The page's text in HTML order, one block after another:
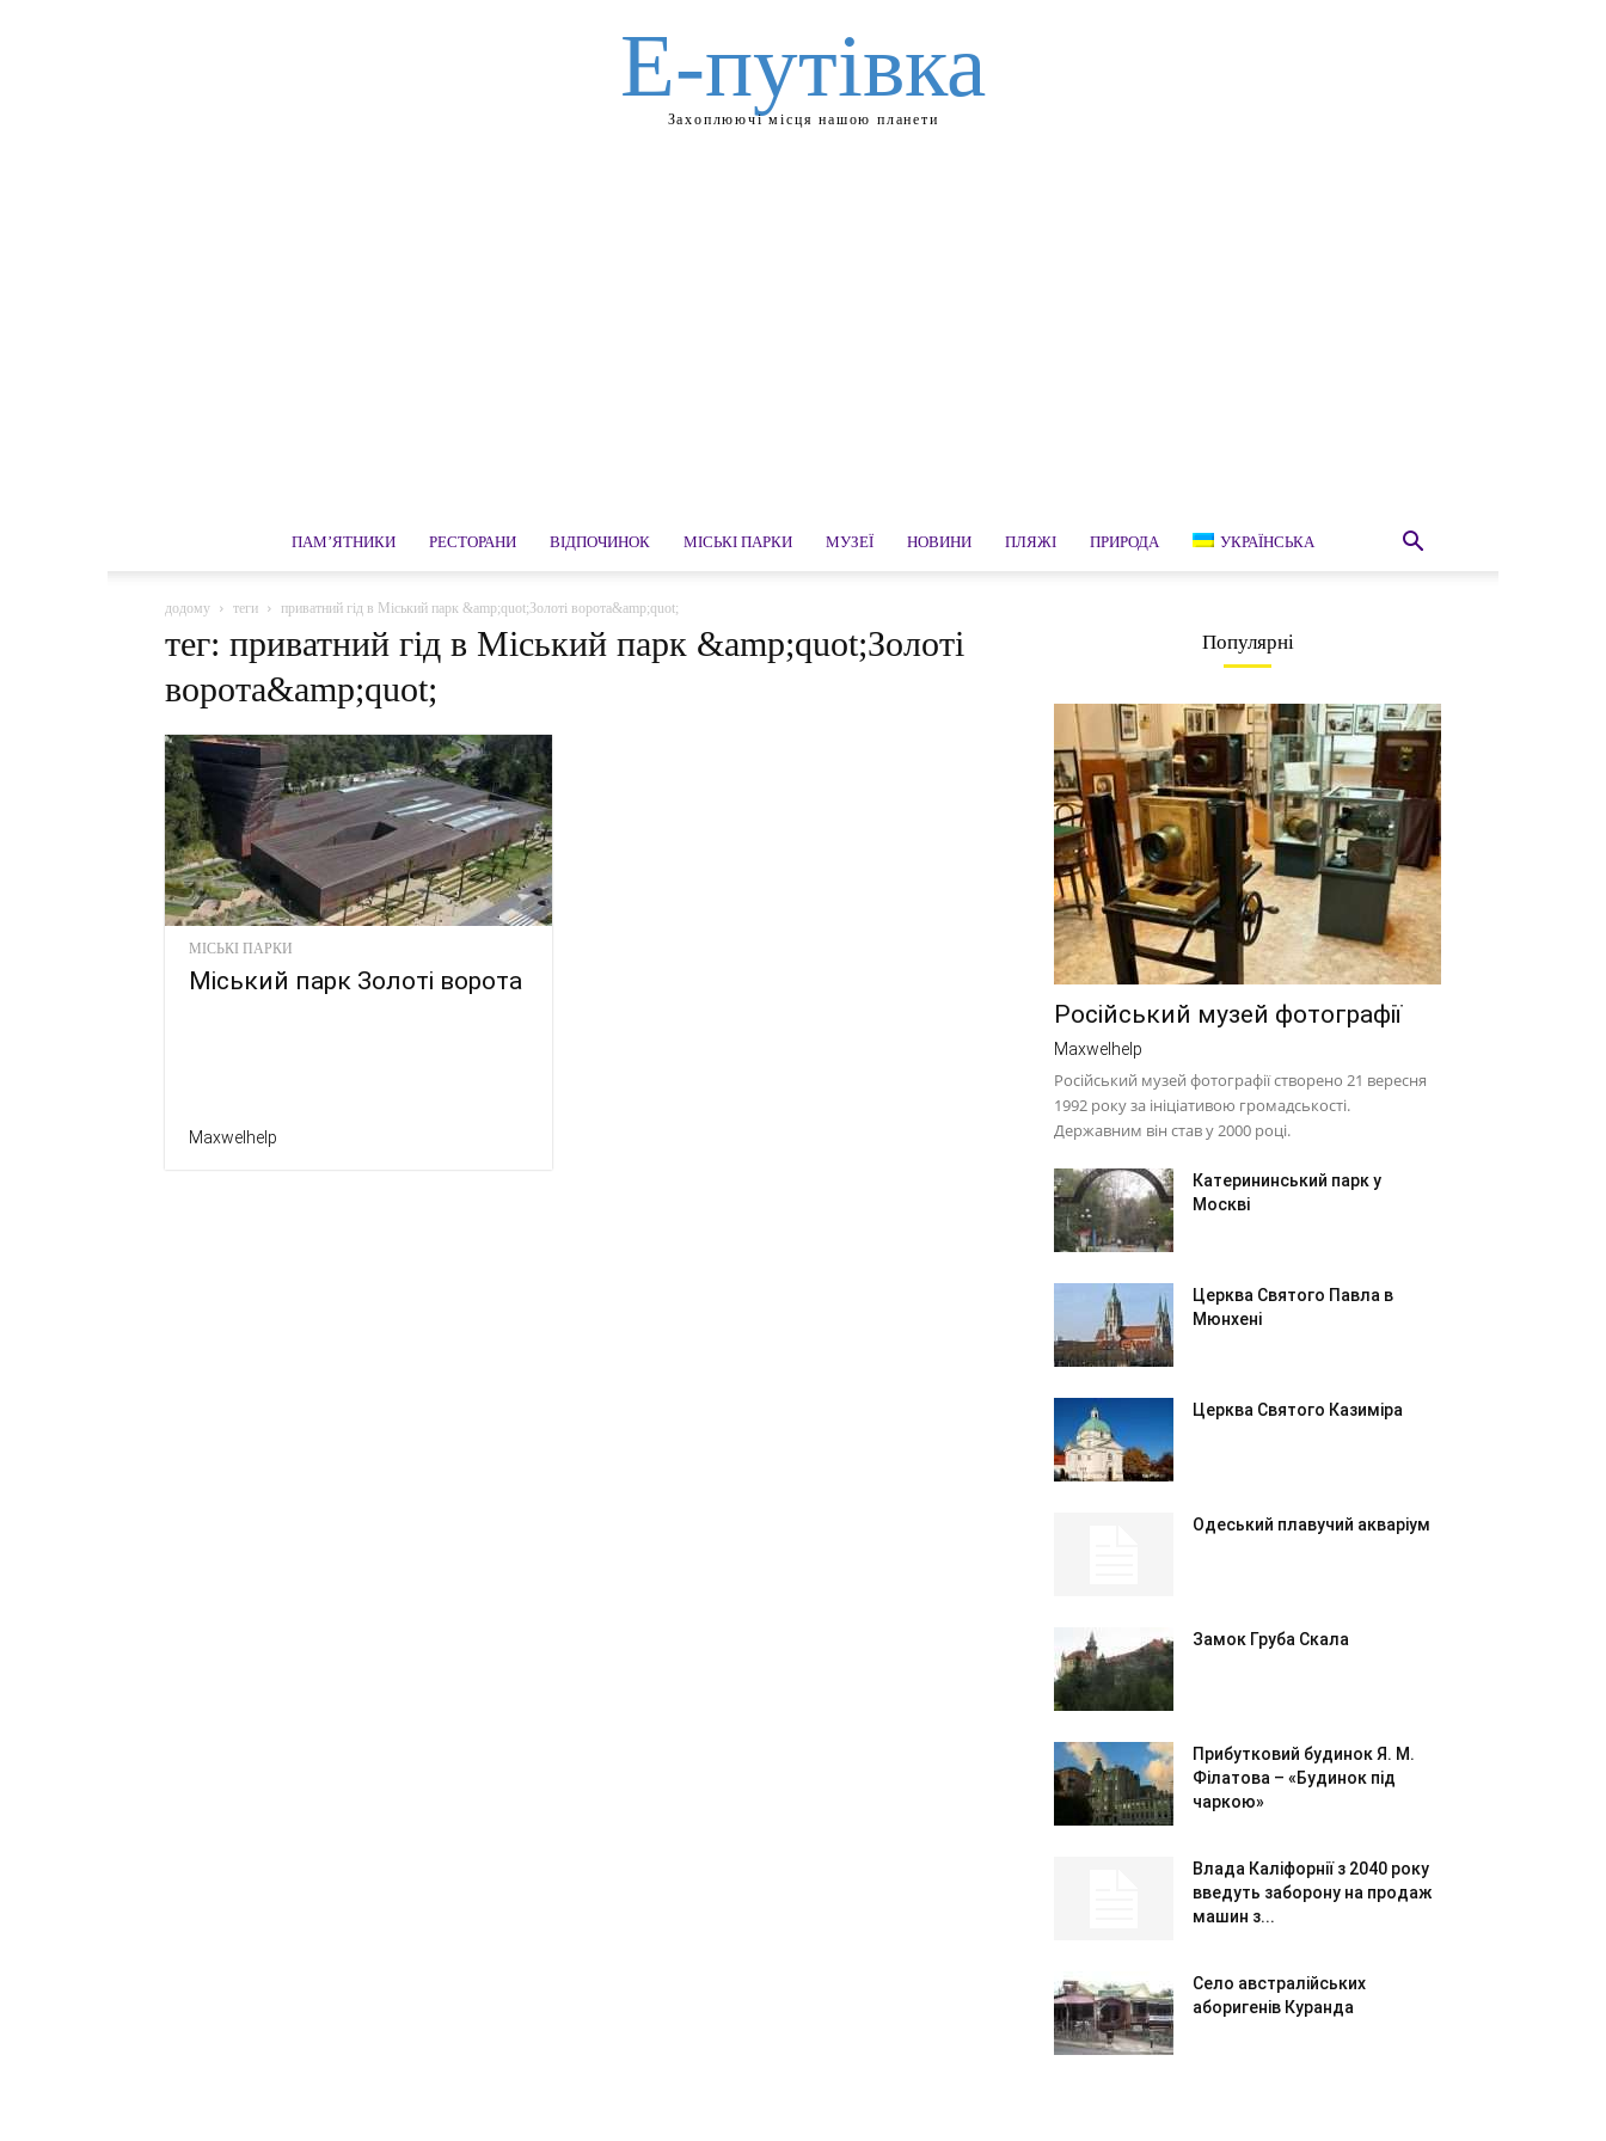
Е-путівка
Захоплюючі місця нашою планети
ПАМ’ЯТНИКИ РЕСТОРАНИ ВІДПОЧИНОК МІСЬКІ ПАРКИ МУЗЕЇ НОВИНИ ПЛЯЖІ ПРИРОДА УКРАЇНСЬКА
додому теги приватний гід в Міський парк &amp;quot;Золоті ворота&amp;quot;
тег: приватний гід в Міський парк &amp;quot;Золоті
ворота&amp;quot;
МІСЬКІ ПАРКИ
Міський парк Золоті ворота
Maxwelhelp
Популярні
Російський музей фотографії
Maxwelhelp
Російський музей фотографії створено 21 вересня
1992 року за ініціативою громадськості.
Державним він став у 2000 році.
Катерининський парк у
Москві
Церква Святого Павла в
Мюнхені
Церква Святого Казиміра
Одеський плавучий акваріум
Замок Груба Скала
Прибутковий будинок Я. М.
Філатова – «Будинок під
чаркою»
Влада Каліфорнії з 2040 року
введуть заборону на продаж
машин з...
Село австралійських
аборигенів Куранда